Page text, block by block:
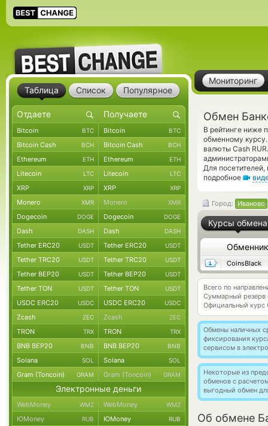
Мониторинг
Обмен
В рейтинге ниже
обменному
валюты Cash
Для
подробное
Город: Иваново
Курсы обмена
Обменник
CoinsBlack
Всего по
Суммарный резерв
Официальный курс
Обмены наличных
фиксирования
сервисом в
Некоторые из
обменов с
выгодный обмен
Об обмене
Таблица Список Популярное
Bitcoin BTC Bitcoin BTC
Bitcoin Cash BCH Bitcoin Cash BCH
Ethereum ETH Ethereum ETH
Litecoin LTC Litecoin LTC
XRP XRP XRP XRP
Monero XMR Monero XMR
Dogecoin DOGE Dogecoin DOGE
Dash DASH Dash DASH
Tether ERC20 USDT Tether ERC20 USDT
Tether TRC20 USDT Tether TRC20 USDT
Tether BEP20 USDT Tether BEP20 USDT
Tether TON USDT Tether TON USDT
USDC ERC20 USDC USDC ERC20 USDC
Zcash ZEC Zcash ZEC
TRON TRX TRON TRX
BNB BEP20 BNB BNB BEP20 BNB
Solana SOL Solana SOL
Gram (Toncoin) GRAM Gram (Toncoin) GRAM
Электронные деньги
WebMoney WMZ WebMoney WMZ
ЮMoney RUB ЮMoney RUB